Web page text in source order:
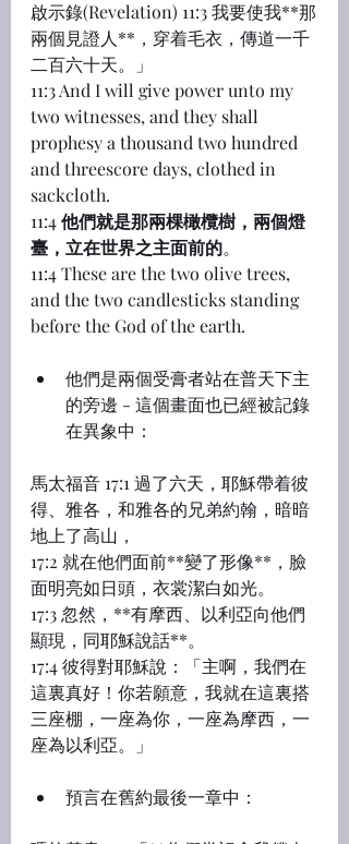
啟示錄(Revelation) 11:3 我要使我**那
兩個見證人**，穿着毛衣，傳道一千
二百六十天。」
11:3 And I will give power unto my
two witnesses, and they shall
prophesy a thousand two hundred
and threescore days, clothed in
sackcloth.
11:4 他們就是那兩棵橄欖樹，兩個燈
臺，立在世界之主面前的。
11:4 These are the two olive trees,
and the two candlesticks standing
before the God of the earth.
他們是兩個受膏者站在普天下主
的旁邊 - 這個畫面也已經被記錄
在異象中：
馬太福音 17:1 過了六天，耶穌帶着彼
得、雅各，和雅各的兄弟約翰，暗暗
地上了高山，
17:2 就在他們面前**變了形像**，臉
面明亮如日頭，衣裳潔白如光。
17:3 忽然，**有摩西、以利亞向他們
顯現，同耶穌說話**。
17:4 彼得對耶穌說：「主啊，我們在
這裏真好！你若願意，我就在這裏搭
三座棚，一座為你，一座為摩西，一
座為以利亞。」
預言在舊約最後一章中：